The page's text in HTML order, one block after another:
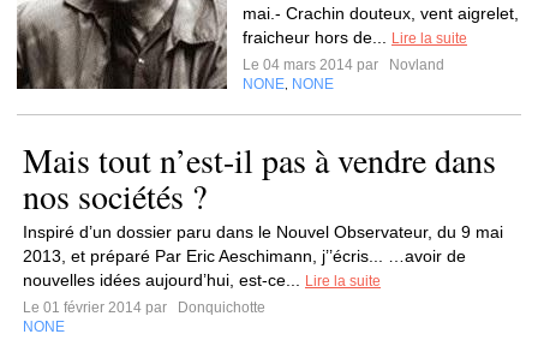
mai.- Crachin douteux, vent aigrelet,
fraicheur hors de...
Lire la suite
Le 04 mars 2014 par
Novland
NONE NONE
Mais tout n’est-il pas à vendre dans
nos sociétés ?
Inspiré d’un dossier paru dans le Nouvel Observateur, du 9 mai
2013, et préparé Par Eric Aeschimann, j’’écris... …avoir de
nouvelles idées aujourd’hui, est-ce...
Lire la suite
Le 01 février 2014 par
Donquichotte
NONE